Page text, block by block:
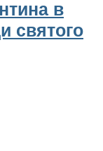
в
святого